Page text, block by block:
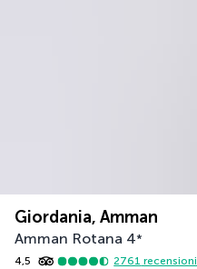
Giordania, Amman
Amman Rotana 4*
4,5 2761 recensioni